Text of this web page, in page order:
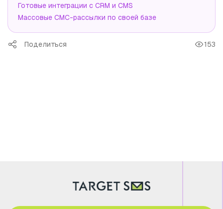
Готовые интеграции с CRM и CMS
Массовые СМС-рассылки по своей базе
Поделиться 153